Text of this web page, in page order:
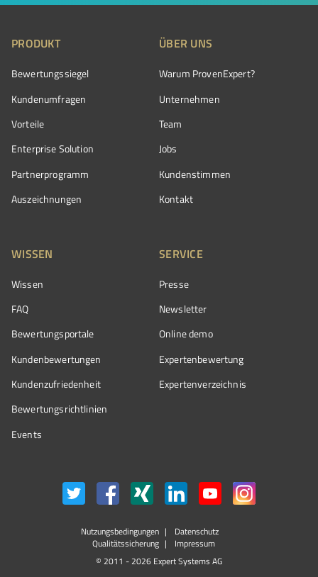
PRODUKT
Bewertungssiegel
Kundenumfragen
Vorteile
Enterprise Solution
Partnerprogramm
Auszeichnungen
ÜBER UNS
Warum ProvenExpert?
Unternehmen
Team
Jobs
Kundenstimmen
Kontakt
WISSEN
Wissen
FAQ
Bewertungsportale
Kundenbewertungen
Kundenzufriedenheit
Bewertungs­richtlinien
Events
SERVICE
Presse
Newsletter
Online demo
Expertenbewertung
Expertenverzeichnis
Nutzungsbedingungen
Datenschutz
Qualitätssicherung
Impressum
© 2011 - 2026 Expert Systems AG